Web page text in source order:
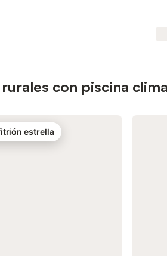
rurales con piscina
estrella